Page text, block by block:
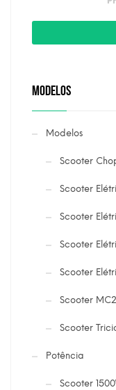
mínimo
máximo
MODELOS
Modelos
Scooter
Scooter
Scooter
Scooter
Scooter
Scooter
Scooter
Potência
Scooter